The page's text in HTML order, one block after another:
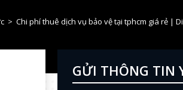
> Chi phí thuê dịch vụ bảo vệ tại tphcm giá rẻ |
GỬI THÔNG TIN